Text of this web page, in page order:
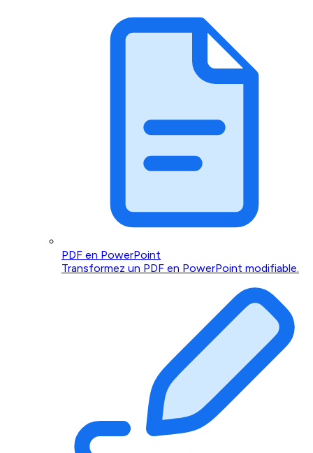
PDF en PowerPoint
Transformez un PDF en PowerPoint modifiable.